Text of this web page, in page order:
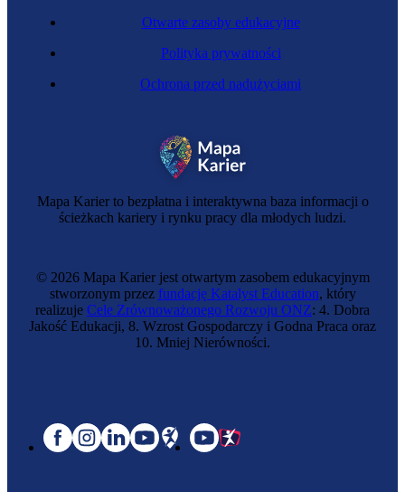
Mapa Karier to bezpłatna i interaktywna baza informacji o
ścieżkach kariery i rynku pracy dla młodych ludzi.
Otwarte zasoby edukacyjne
Polityka prywatności
Ochrona przed nadużyciami
© 2026 Mapa Karier jest otwartym zasobem edukacyjnym
stworzonym przez fundację Katalyst Education, który
realizuje Cele Zrównoważonego Rozwoju ONZ: 4. Dobra
Jakość Edukacji, 8. Wzrost Gospodarczy i Godna Praca oraz
10. Mniej Nierówności.